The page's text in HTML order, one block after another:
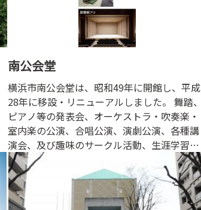
南公会堂
横浜市南公会堂は、昭和49年に開館し、平成
28年に移設・リニューアルしました。 舞踏、
ピアノ等の発表会、オーケストラ・吹奏楽・
室内楽の公演、合唱公演、演劇公演、各種講
演会、及び趣味のサークル活動、生涯学習の
場としてご利用いただけます。